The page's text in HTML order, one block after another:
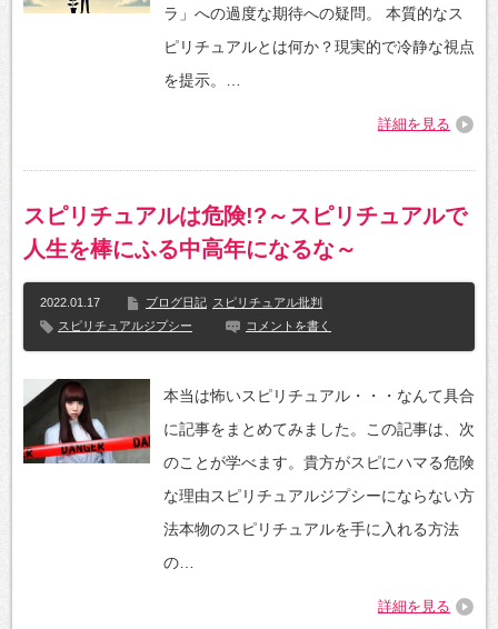
ラ」への過度な期待への疑問。 本質的なス
ピリチュアルとは何か？現実的で冷静な視点
を提示。…
詳細を見る
スピリチュアルは危険!?～スピリチュアルで
人生を棒にふる中高年になるな～
2022.01.17 ブログ日記 スピリチュアル批判
スピリチュアルジプシー
コメントを書く
本当は怖いスピリチュアル・・・なんて具合
に記事をまとめてみました。この記事は、次
のことが学べます。貴方がスピにハマる危険
な理由スピリチュアルジプシーにならない方
法本物のスピリチュアルを手に入れる方法
の…
詳細を見る